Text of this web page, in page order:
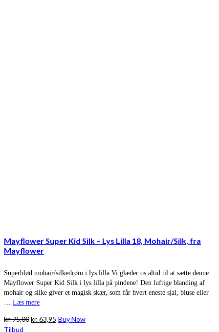
Mayflower Super Kid Silk – Lys Lilla 18, Mohair/Silk, fra
Mayflower
Superblød mohair/silkedrøm i lys lilla Vi glæder os altid til at sætte denne
Mayflower Super Kid Silk i lys lilla på pindene! Den luftige blanding af
mohair og silke giver et magisk skær, som får hvert eneste sjal, bluse eller
… Læs mere
kr.75,00Den
kr.63,95 Den
Buy Now
Tilbud